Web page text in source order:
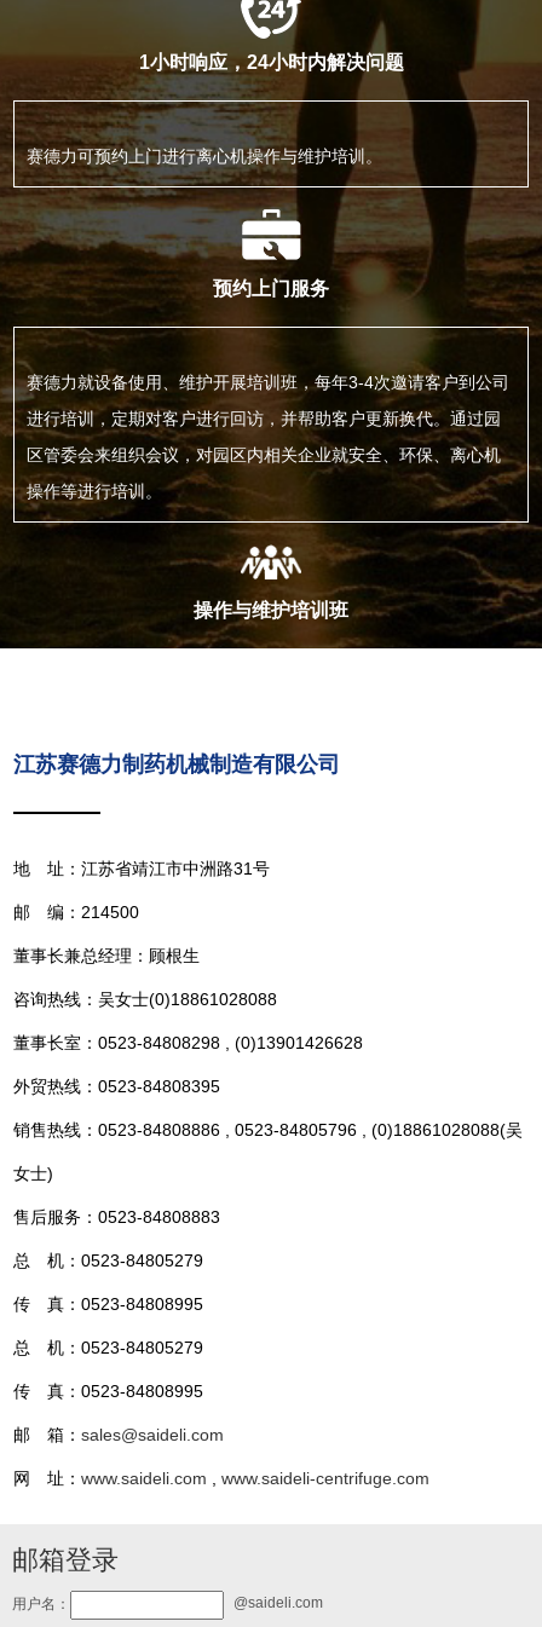
1小时响应，24小时内解决问题
赛德力可预约上门进行离心机操作与维护培训。
预约上门服务
赛德力就设备使用、维护开展培训班，每年3-4次邀请客户到公司
进行培训，定期对客户进行回访，并帮助客户更新换代。通过园
区管委会来组织会议，对园区内相关企业就安全、环保、离心机
操作等进行培训。
操作与维护培训班
江苏赛德力制药机械制造有限公司
地 址：江苏省靖江市中洲路31号
邮 编：214500
董事长兼总经理：顾根生
咨询热线：吴女士(0)18861028088
董事长室：0523-84808298 , (0)13901426628
外贸热线：0523-84808395
销售热线：0523-84808886 , 0523-84805796 , (0)18861028088(吴
女士)
售后服务：0523-84808883
总 机：0523-84805279
传 真：0523-84808995
总 机：0523-84805279
传 真：0523-84808995
邮 箱：sales@saideli.com
网 址：www.saideli.com ,www.saideli-centrifuge.com
邮箱登录
用户名： @saideli.com